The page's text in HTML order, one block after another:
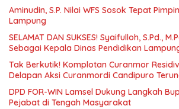
Aminudin, S.P. Nilai WFS Sosok Tepat
Lampung
SELAMAT DAN SUKSES! Syaifulloh, S.Pd.,
Sebagai Kepala Dinas Pendidikan
Tak Berkutik! Komplotan Curanmor
Delapan Aksi Curanmordi Candipuro
DPD FOR-WIN Lamsel Dukung Langkah
Pejabat di Tengah Masyarakat